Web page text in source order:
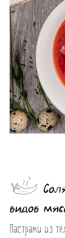
видов
Пастрами из